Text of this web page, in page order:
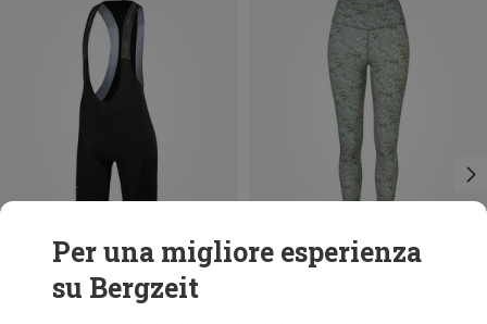
Risparmi 37%
Per una migliore esperienza
su Bergzeit